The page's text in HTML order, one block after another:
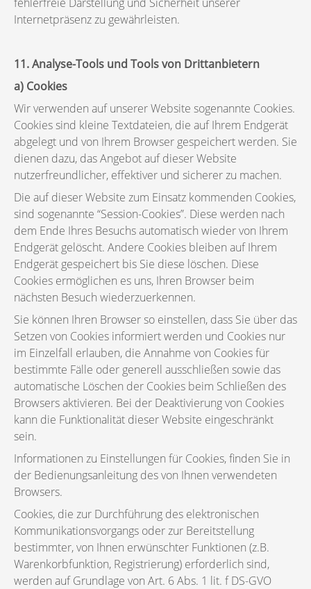
Internetpräsenz zu gewährleisten.
11. Analyse-Tools und Tools von Drittanbietern
a) Cookies
Wir verwenden auf unserer Website sogenannte Cookies.
Cookies sind kleine Textdateien, die auf Ihrem Endgerät
abgelegt und von Ihrem Browser gespeichert werden. Sie
dienen dazu, das Angebot auf dieser Website
nutzerfreundlicher, effektiver und sicherer zu machen.
Die auf dieser Website zum Einsatz kommenden Cookies,
sind sogenannte “Session-Cookies”. Diese werden nach
dem Ende Ihres Besuchs automatisch wieder von Ihrem
Endgerät gelöscht. Andere Cookies bleiben auf Ihrem
Endgerät gespeichert bis Sie diese löschen. Diese
Cookies ermöglichen es uns, Ihren Browser beim
nächsten Besuch wiederzuerkennen.
Sie können Ihren Browser so einstellen, dass Sie über das
Setzen von Cookies informiert werden und Cookies nur
im Einzelfall erlauben, die Annahme von Cookies für
bestimmte Fälle oder generell ausschließen sowie das
automatische Löschen der Cookies beim Schließen des
Browsers aktivieren. Bei der Deaktivierung von Cookies
kann die Funktionalität dieser Website eingeschränkt
sein.
Informationen zu Einstellungen für Cookies, finden Sie in
der Bedienungsanleitung des von Ihnen verwendeten
Browsers.
Cookies, die zur Durchführung des elektronischen
Kommunikationsvorgangs oder zur Bereitstellung
bestimmter, von Ihnen erwünschter Funktionen (z.B.
Warenkorbfunktion, Registrierung) erforderlich sind,
werden auf Grundlage von Art. 6 Abs. 1 lit. f DS-GVO